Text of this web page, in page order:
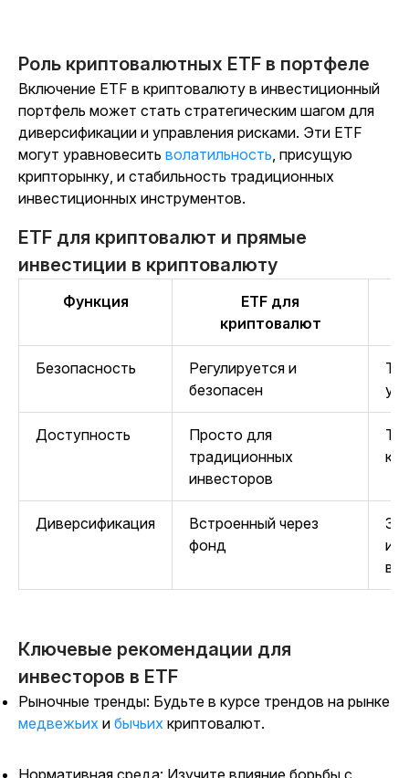
Роль криптовалютных ETF в портфеле
Включение ETF в криптовалюту в инвестиционный
портфель может стать стратегическим шагом для
диверсификации и управления рисками. Эти ETF
могут уравновесить волатильность, присущую
крипторынку, и стабильность традиционных
инвестиционных инструментов.
ETF для криптовалют и прямые
инвестиции в криптовалюту
Функция
ETF для
криптовалют
Безопасность
Регулируется и
безопасен
Доступность
Просто для
традиционных
инвесторов
Диверсификация
Встроенный через
фонд
Ключевые рекомендации для
инвесторов в ETF
Рыночные тренды: Будьте в курсе трендов на рынке
медвежьих и бычьих криптовалют.
Нормативная среда: Изучите влияние борьбы с